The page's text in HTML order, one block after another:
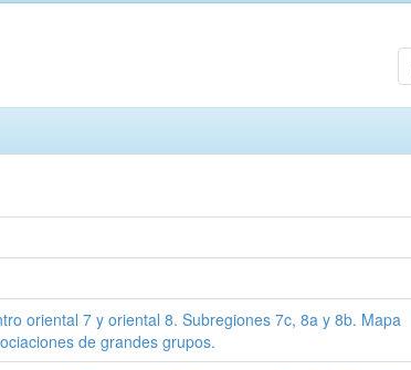
oriental 7 y oriental 8. Subregiones 7c, 8a y 8b. Mapa
de grandes grupos.